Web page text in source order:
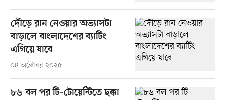
দৌড়ে রান নেওয়ার অভ্যাসটা
বাড়ালে বাংলাদেশের ব্যাটিং
এগিয়ে যাবে
০৪ অক্টোবর ২০২৫
৮৬ বল পর টি-টোয়েন্টিতে ছক্কা